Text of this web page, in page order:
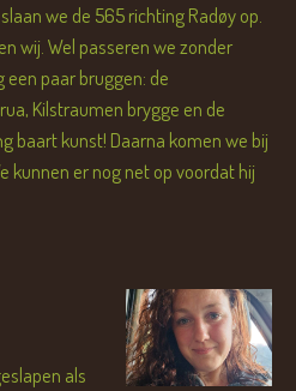
we de 565 richting Radøy op.
wij. Wel passeren we zonder
een paar bruggen: de
Kilstraumen brygge en de
baart kunst! Daarna komen we bij
kunnen er nog net op voordat hij
als